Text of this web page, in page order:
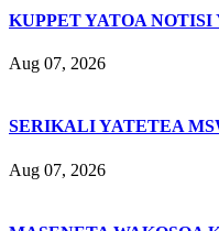
KUPPET YATOA NOTISI
Aug 07, 2026
SERIKALI YATETEA
Aug 07, 2026